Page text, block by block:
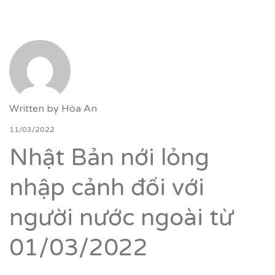
Written by Hòa An
11/03/2022
Nhật Bản nới lỏng
nhập cảnh đối với
người nước ngoài từ
01/03/2022